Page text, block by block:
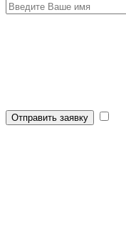
Отправить заявку